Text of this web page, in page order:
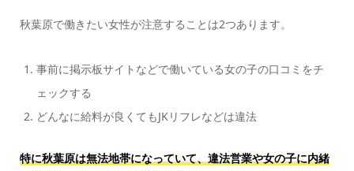
秋葉原で働きたい女性が注意することは2つあります。
事前に掲示板サイトなどで働いている女の子の口コミをチ
ェックする
どんなに給料が良くてもJKリフレなどは違法
特に秋葉原は無法地帯になっていて、違法営業や女の子に内緒